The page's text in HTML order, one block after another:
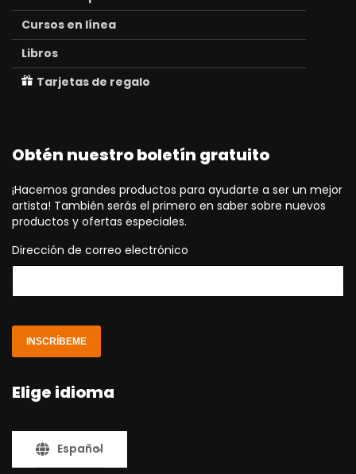
Cursos en línea
Libros
Tarjetas de regalo
Obtén nuestro boletín gratuito
¡Hacemos grandes productos para ayudarte a ser un mejor
artista! También serás el primero en saber sobre nuevos
productos y ofertas especiales.
Dirección de correo electrónico
INSCRÍBEME
Elige idioma
Español